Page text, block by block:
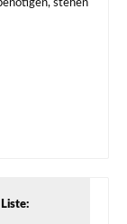
stehen